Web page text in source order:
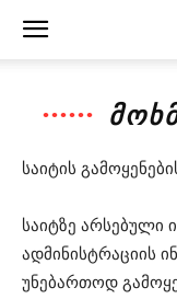
საიტის
საიტზე არსებული
ადმინისტრაციის
უნებართოდ